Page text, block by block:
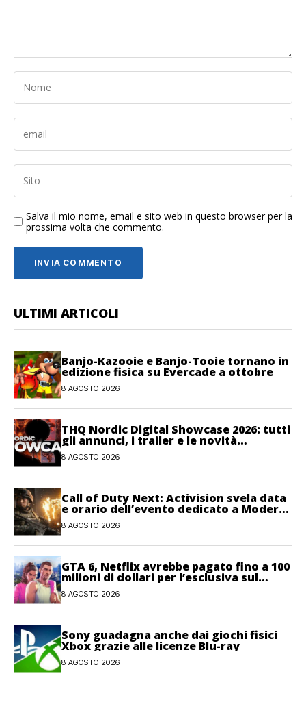
Salva il mio nome, email e sito web in questo browser per la
prossima volta che commento.
ULTIMI ARTICOLI
Banjo-Kazooie e Banjo-Tooie tornano in
edizione fisica su Evercade a ottobre
8 AGOSTO 2026
THQ Nordic Digital Showcase 2026: tutti
gli annunci, i trailer e le novità
dell’evento
8 AGOSTO 2026
Call of Duty Next: Activision svela data
e orario dell’evento dedicato a Modern
Warfare 4
8 AGOSTO 2026
GTA 6, Netflix avrebbe pagato fino a 100
milioni di dollari per l’esclusiva sul
gioco
8 AGOSTO 2026
Sony guadagna anche dai giochi fisici
Xbox grazie alle licenze Blu-ray
8 AGOSTO 2026